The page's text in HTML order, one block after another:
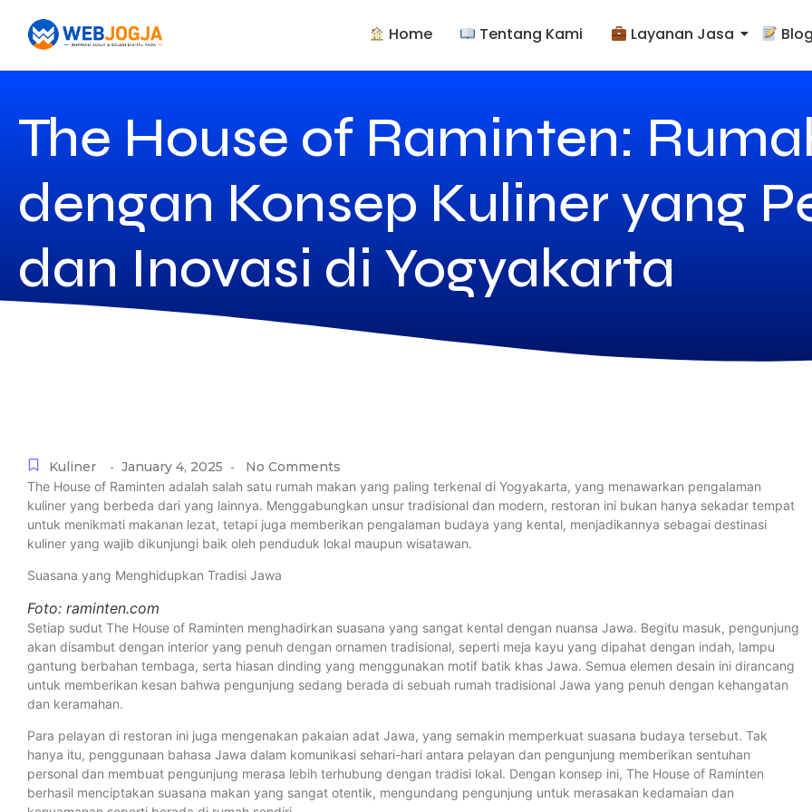
Home Tentang Kami Layanan Jasa
The House of Raminten:
dengan Konsep Kuliner yang
dan Inovasi di Yogyakarta
Kuliner - January 4, 2025 - No Comments
The House of Raminten adalah salah satu rumah makan yang paling terkenal di Yogyakarta, yang menawarkan pengalaman
kuliner yang berbeda dari yang lainnya. Menggabungkan unsur tradisional dan modern, restoran ini bukan hanya sekadar tempat
untuk menikmati makanan lezat, tetapi juga memberikan pengalaman budaya yang kental, menjadikannya sebagai destinasi
kuliner yang wajib dikunjungi baik oleh penduduk lokal maupun wisatawan.
Suasana yang Menghidupkan Tradisi Jawa
Foto: raminten.com
Setiap sudut The House of Raminten menghadirkan suasana yang sangat kental dengan nuansa Jawa. Begitu masuk, pengunjung
akan disambut dengan interior yang penuh dengan ornamen tradisional, seperti meja kayu yang dipahat dengan indah, lampu
gantung berbahan tembaga, serta hiasan dinding yang menggunakan motif batik khas Jawa. Semua elemen desain ini dirancang
untuk memberikan kesan bahwa pengunjung sedang berada di sebuah rumah tradisional Jawa yang penuh dengan kehangatan
dan keramahan.
Para pelayan di restoran ini juga mengenakan pakaian adat Jawa, yang semakin memperkuat suasana budaya tersebut. Tak
hanya itu, penggunaan bahasa Jawa dalam komunikasi sehari-hari antara pelayan dan pengunjung memberikan sentuhan
personal dan membuat pengunjung merasa lebih terhubung dengan tradisi lokal. Dengan konsep ini, The House of Raminten
berhasil menciptakan suasana makan yang sangat otentik, mengundang pengunjung untuk merasakan kedamaian dan